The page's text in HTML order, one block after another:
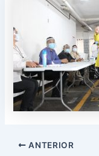
ANTERIOR